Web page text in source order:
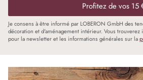
Profitez de vos 15
Je consens à être informé par LOBERON GmbH des
décoration et d'aménagement intérieur. Vous trouverez
pour la newsletter et les informations générales sur la